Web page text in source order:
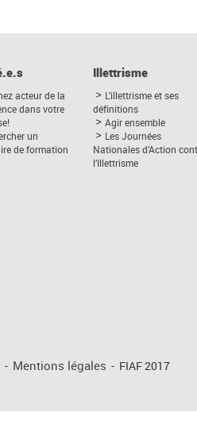
acteur de la
dans votre
un
de formation
Illettrisme
L’illettrisme et ses
définitions
Agir ensemble
Les Journées
Nationales d’Action
l’Illettrisme
- Mentions légales - FIAF 2017